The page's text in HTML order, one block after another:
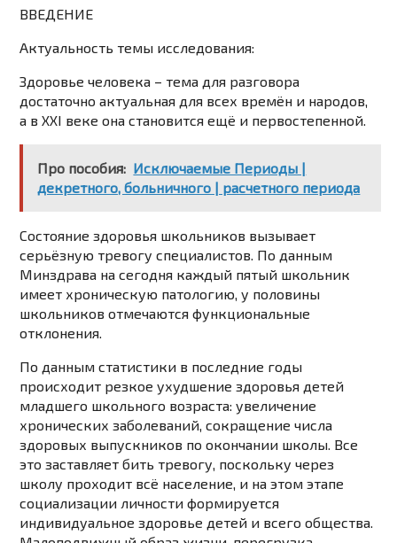
ВВЕДЕНИЕ
Актуальность темы исследования:
Здоровье человека – тема для разговора
достаточно актуальная для всех времён и народов,
а в ХХI веке она становится ещё и первостепенной.
Про пособия: Исключаемые Периоды |
декретного, больничного | расчетного периода
Состояние здоровья школьников вызывает
серьёзную тревогу специалистов. По данным
Минздрава на сегодня каждый пятый школьник
имеет хроническую патологию, у половины
школьников отмечаются функциональные
отклонения.
По данным статистики в последние годы
происходит резкое ухудшение здоровья детей
младшего школьного возраста: увеличение
хронических заболеваний, сокращение числа
здоровых выпускников по окончании школы. Все
это заставляет бить тревогу, поскольку через
школу проходит всё население, и на этом этапе
социализации личности формируется
индивидуальное здоровье детей и всего общества.